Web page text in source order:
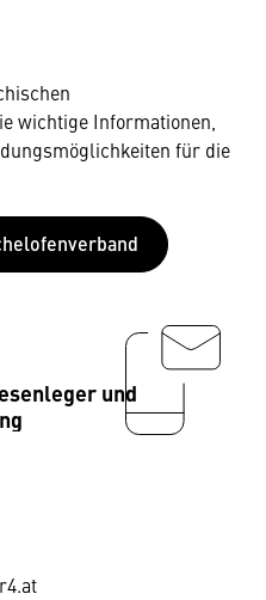
wichtige Informationen,
für die
und